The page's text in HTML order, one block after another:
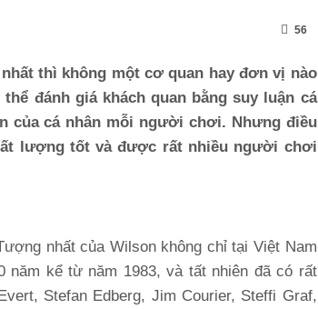
56
thì không một cơ quan hay đơn vị nào
đánh giá khách quan bằng suy luận cá
của cá nhân mỗi người chơi. Nhưng điều
lượng tốt và được rất nhiều người chơi
nhất của Wilson không chỉ tại Việt Nam
kể từ năm 1983, và tất nhiên đã có rất
Stefan Edberg, Jim Courier, Steffi Graf,